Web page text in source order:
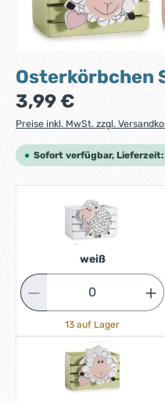
Osterkörbchen
Regulärer Preis:
3,99 €
Preise inkl. MwSt. zzgl.
Sofort verfügbar, Lieferzeit:
weiß
13 auf Lager